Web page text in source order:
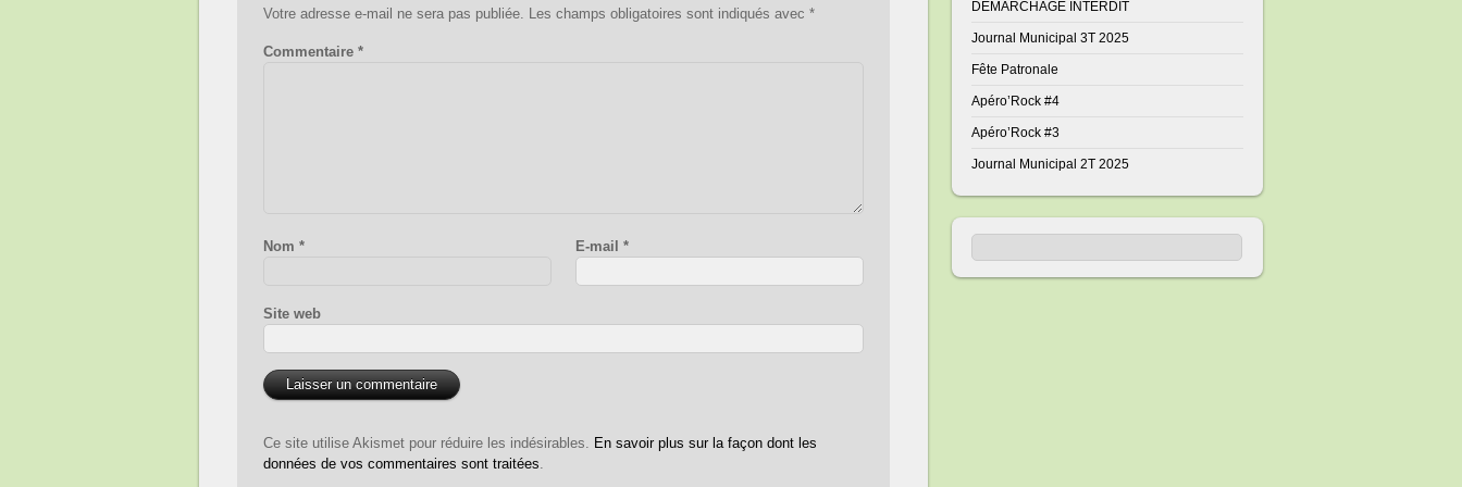
Votre adresse e-mail ne sera pas publiée. Les champs obligatoires sont indiqués avec *
Commentaire *
Nom * E-mail*
Site web
Ce site utilise Akismet pour réduire les indésirables. En savoir plus sur la façon dont les
données de vos commentaires sont traitées.
DÉMARCHAGE INTERDIT
Journal Municipal 3T 2025
Fête Patronale
Apéro’Rock #4
Apéro’Rock #3
Journal Municipal 2T 2025